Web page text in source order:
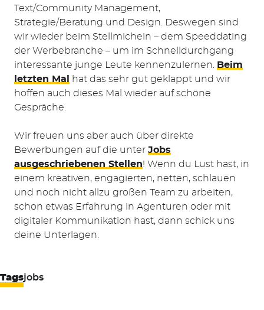
Suchen
nach:
Text/Community Management,
Strategie/Beratung und Design. Deswegen sind
wir wieder beim Stellmichein – dem Speeddating
der Werbebranche – um im Schnelldurchgang
interessante junge Leute kennenzulernen. Beim
letzten Mal
hat das sehr gut geklappt und wir
hoffen auch dieses Mal wieder auf schöne
Gespräche.
Wir freuen uns aber auch über direkte
Bewerbungen auf die unter Jobs
ausgeschriebenen Stellen! Wenn du Lust hast, in
einem kreativen, engagierten, netten, schlauen
und noch nicht allzu großen Team zu arbeiten,
schon etwas Erfahrung in Agenturen oder mit
digitaler Kommunikation hast, dann schick uns
deine Unterlagen.
Tagsjobs